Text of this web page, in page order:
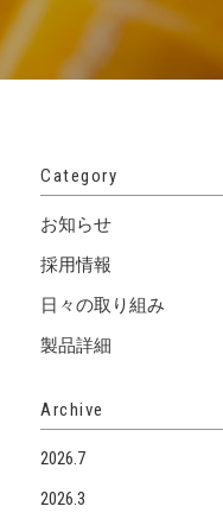
Category
お知らせ
採用情報
日々の取り組み
製品詳細
Archive
2026.7
2026.3